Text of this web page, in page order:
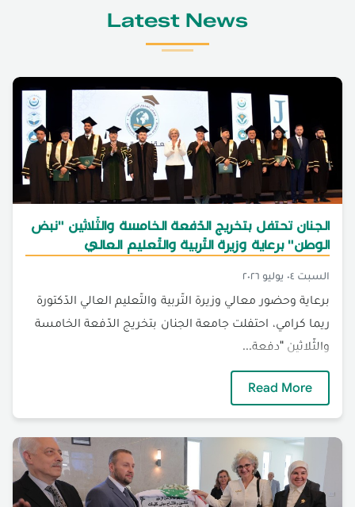
Latest News
الجنان تحتفل بتخريج الدّفعة الخامسة والثّلاثين "نبض
الوطن" برعاية وزيرة التّربية والتّعليم العالي
السبت ٠٤ يوليو ٢٠٢٦
برعاية وحضور معالي وزيرة التّربية والتّعليم العالي الدّكتورة
ريما كرامي، احتفلت جامعة الجنان بتخريج الدّفعة الخامسة
والثّلاثين "دفعة...
Read More